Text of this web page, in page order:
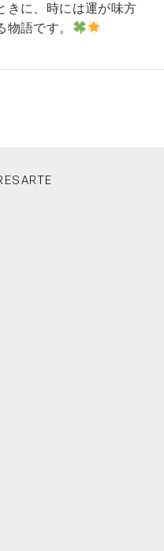
きに、時には運が味方
語です。